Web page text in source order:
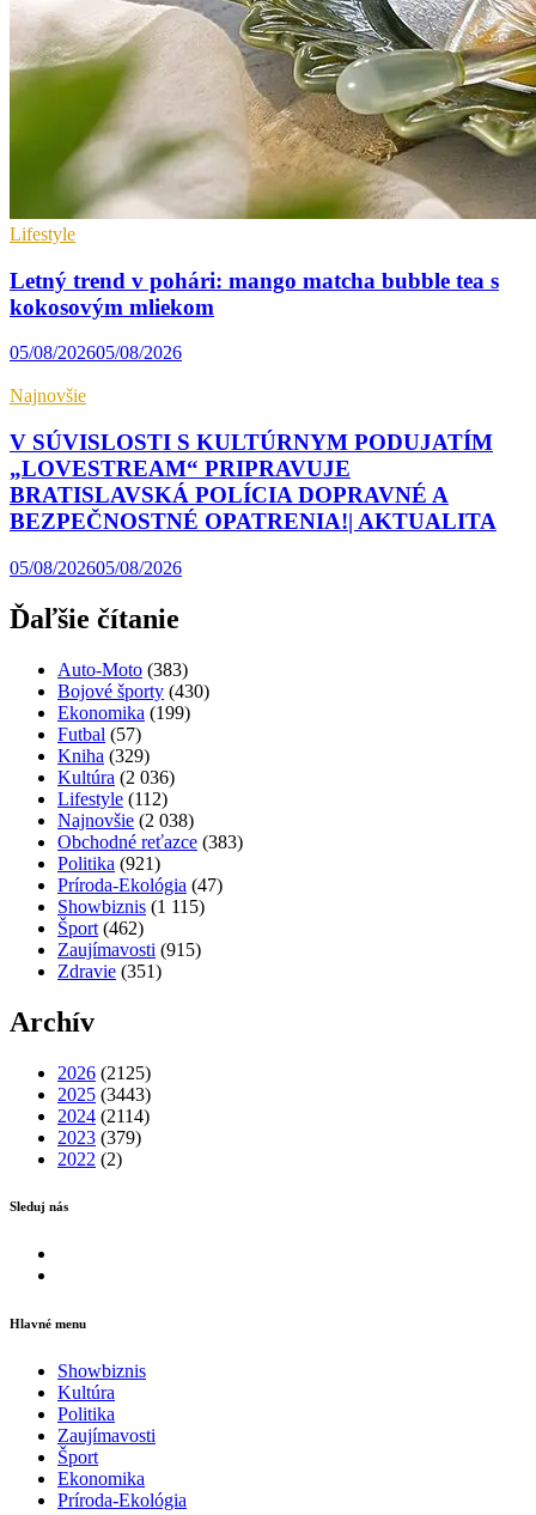
Lifestyle
Letný trend v pohári: mango matcha bubble tea s
kokosovým mliekom
05/08/202605/08/2026
Najnovšie
V SÚVISLOSTI S KULTÚRNYM PODUJATÍM
„LOVESTREAM“ PRIPRAVUJE
BRATISLAVSKÁ POLÍCIA DOPRAVNÉ A
BEZPEČNOSTNÉ OPATRENIA!| AKTUALITA
05/08/202605/08/2026
Ďaľšie čítanie
Auto-Moto (383)
Bojové športy (430)
Ekonomika (199)
Futbal (57)
Kniha (329)
Kultúra (2 036)
Lifestyle (112)
Najnovšie (2 038)
Obchodné reťazce (383)
Politika (921)
Príroda-Ekológia (47)
Showbiznis (1 115)
Šport (462)
Zaujímavosti (915)
Zdravie (351)
Archív
2026 (2125)
2025 (3443)
2024 (2114)
2023 (379)
2022 (2)
Sleduj nás
Hlavné menu
Showbiznis
Kultúra
Politika
Zaujímavosti
Šport
Ekonomika
Príroda-Ekológia